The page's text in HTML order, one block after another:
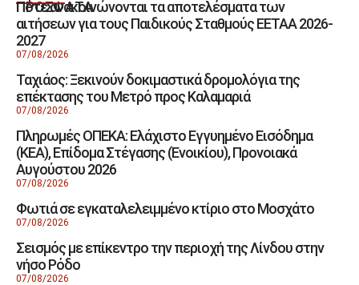
ΠΡΟΣΦΑΤΑ
Πότε ανακοινώνονται τα αποτελέσματα των
αιτήσεων για τους Παιδικούς Σταθμούς ΕΕΤΑΑ 2026-
2027
07/08/2026
Ταχιάος: Ξεκινούν δοκιμαστικά δρομολόγια της
επέκτασης του Μετρό προς Καλαμαριά
07/08/2026
Πληρωμές ΟΠΕΚΑ: Ελάχιστο Εγγυημένο Εισόδημα
(ΚΕΑ), Επίδομα Στέγασης (Ενοικίου), Προνοιακά
Αυγούστου 2026
07/08/2026
Φωτιά σε εγκαταλελειμμένο κτίριο στο Μοσχάτο
07/08/2026
Σεισμός με επίκεντρο την περιοχή της Λίνδου στην
νήσο Ρόδο
07/08/2026